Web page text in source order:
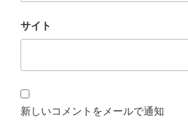
サイト
新しいコメントをメールで通知